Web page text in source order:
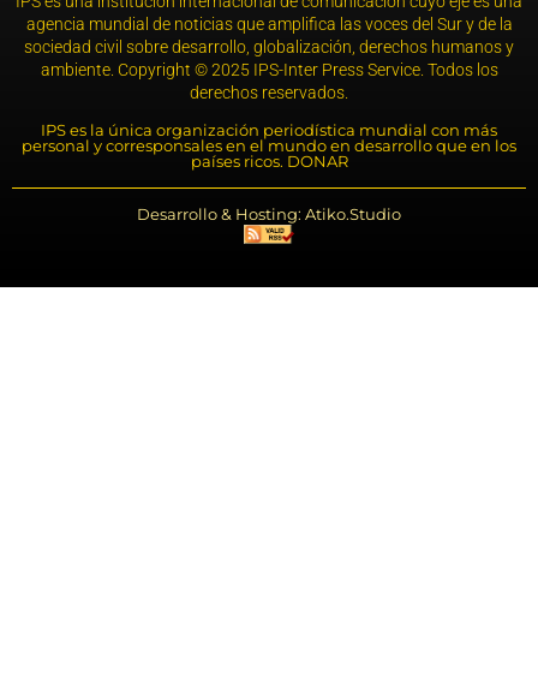
agencia mundial de noticias que amplifica las voces del Sur y de la
sociedad civil sobre desarrollo, globalización, derechos humanos y
ambiente. Copyright © 2025 IPS-Inter Press Service. Todos los
derechos reservados.
IPS es la única organización periodística mundial con más
personal y corresponsales en el mundo en desarrollo que en los
países ricos. DONAR
Desarrollo & Hosting: Atiko.Studio